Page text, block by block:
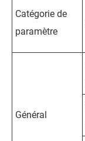
Catégorie de
paramètre
Général